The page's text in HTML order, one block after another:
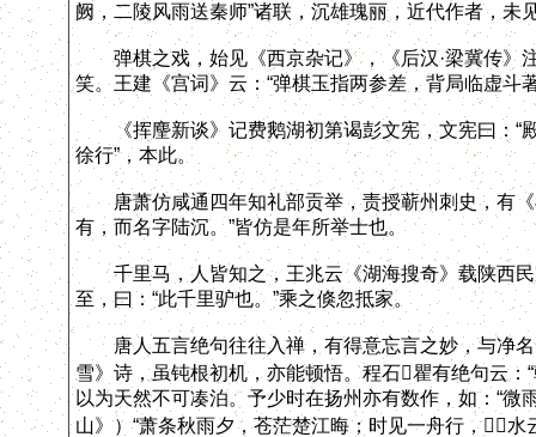
阙，二陵风雨送秦师”诸联，沉雄瑰丽，近代作者，
弹棋之戏，始见《西京杂记》，《后汉·梁冀传》
笑。王建《宫词》云：“弹棋玉指两参差，背局临虚斗
《挥麈新谈》记费鹅湖初第谒彭文宪，文宪曰：“殿
徐行”，本此。
唐萧仿咸通四年知礼部贡举，责授蕲州刺史，有《
有，而名字陆沉。”皆仿是年所举士也。
千里马，人皆知之，王兆云《湖海搜奇》载陕西民
至，曰：“此千里驴也。”乘之倏忽抵家。
唐人五言绝句往往入禅，有得意忘言之妙，与净名
雪》诗，虽钝根初机，亦能顿悟。程石瞿有绝句云
以为天然不可凑泊。予少时在扬州亦有数作，如：“
山》）“萧条秋雨夕，苍茫楚江晦；时见一舟行，